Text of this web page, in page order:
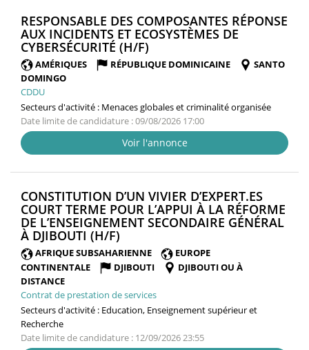
RESPONSABLE DES COMPOSANTES RÉPONSE
AUX INCIDENTS ET ECOSYSTÈMES DE
CYBERSÉCURITÉ (H/F)
FENÊTRE)
AMÉRIQUES RÉPUBLIQUE DOMINICAINE
SANTO
DOMINGO
CDDU
Secteurs d'activité : Menaces globales et criminalité organisée
Date limite de candidature : 09/08/2026 17:00
Voir l'annonce
CONSTITUTION D’UN VIVIER D’EXPERT.ES
COURT TERME POUR L’APPUI À LA RÉFORME
DE L’ENSEIGNEMENT SECONDAIRE GÉNÉRAL
À DJIBOUTI (H/F)
FENÊTRE)
AFRIQUE SUBSAHARIENNE
EUROPE
CONTINENTALE
DJIBOUTI
DJIBOUTI OU À
DISTANCE
Contrat de prestation de services
Secteurs d'activité : Education, Enseignement supérieur et
Recherche
Date limite de candidature : 12/09/2026 23:55